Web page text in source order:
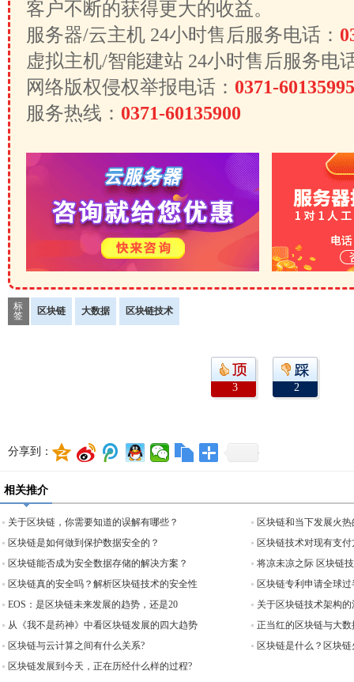
客户不断的获得更大的收益。
服务器/云主机 24小时售后服务电话：
虚拟主机/智能建站 24小时售后服务电
网络版权侵权举报电话： 0371-60135995
服务热线： 0371-60135900
标
签
区块链 大数据 区块链技术
3 2
分享到：
相关推介
关于区块链，你需要知道的误解有哪些？
区块链是如何做到保护数据安全的？
区块链能否成为安全数据存储的解决方案？
区块链真的安全吗？解析区块链技术的安全性
EOS：是区块链未来发展的趋势，还是20
从《我不是药神》中看区块链发展的四大趋势
区块链与云计算之间有什么关系?
区块链发展到今天，正在历经什么样的过程?
区块链和当下发展火
区块链技术对现有支
将凉未凉之际 区块链
区块链专利申请全球
关于区块链技术架构
正当红的区块链与大
区块链是什么？区块